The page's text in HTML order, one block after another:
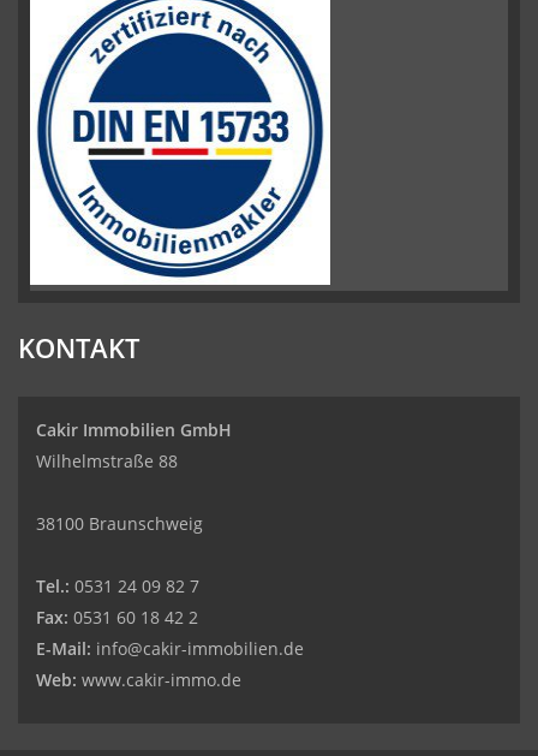
KONTAKT
Cakir Immobilien GmbH
Wilhelmstraße 88
38100 Braunschweig
Tel.: 0531 24 09 82 7
Fax: 0531 60 18 42 2
E-Mail: info@cakir-immobilien.de
Web: www.cakir-immo.de